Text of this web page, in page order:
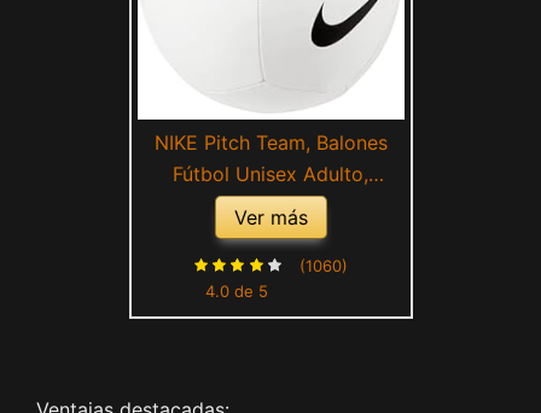
NIKE Pitch Team, Balones
Fútbol Unisex Adulto,
Blanco, 5
Ver más
4.0 de 5
(1060)